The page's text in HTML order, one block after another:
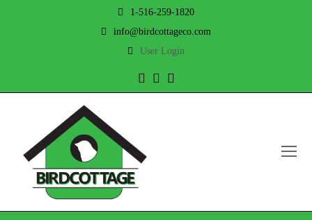
1-516-259-1820
info@birdcottageco.com
User Login
TwitterFacebook